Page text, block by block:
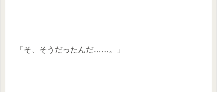
「そ、そうだったんだ……。」